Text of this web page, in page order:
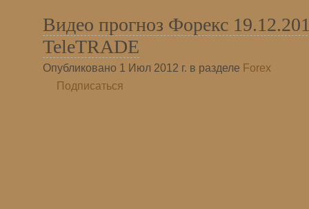
Видео прогноз Форекс
TeleTRADE
Опубликовано 1 Июл 2012 г. в разделе Forex
Подписаться